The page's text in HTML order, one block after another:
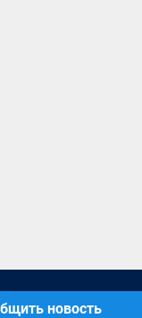
новость